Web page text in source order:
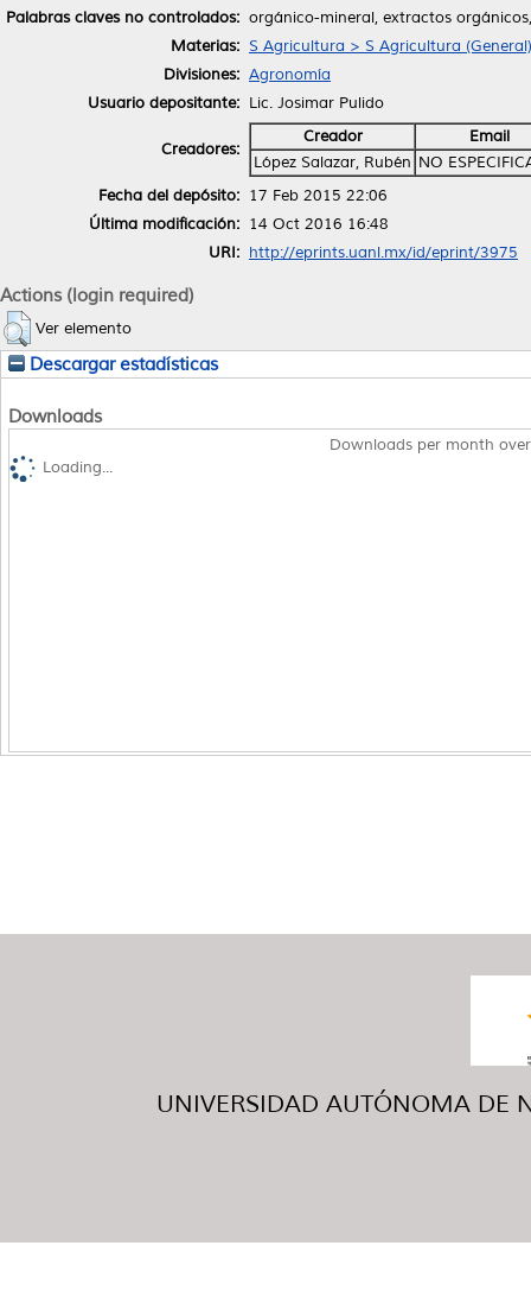
Palabras claves no controlados: orgánico-mineral, extractos
Materias: S Agricultura > S Agricultura (General)
Divisiones: Agronomía
Usuario depositante: Lic. Josimar Pulido
Creadores:
Creador
Email
López Salazar, Rubén NO
Fecha del depósito: 17 Feb 2015 22:06
Última modificación: 14 Oct 2016 16:48
URI: http://eprints.uanl.mx/id/eprint/3975
Actions (login required)
Ver elemento
Descargar estadísticas
Downloads
Downloads per month
Loading...
UNIVERSIDAD AUTÓNOMA DE